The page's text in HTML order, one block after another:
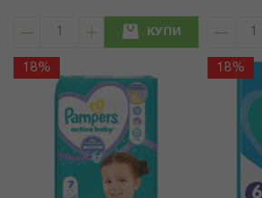
КУПИ
18% 18%